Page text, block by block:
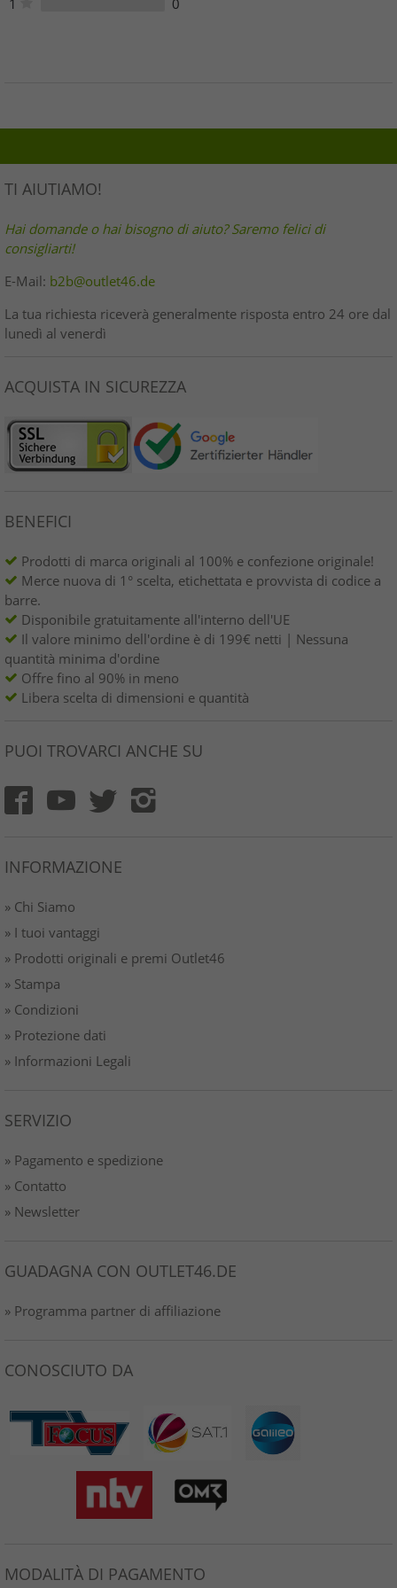
TI AIUTIAMO!
Hai domande o hai bisogno di aiuto? Saremo felici di
consigliarti!
E-Mail: b2b@outlet46.de
La tua richiesta riceverà generalmente risposta entro 24 ore dal
lunedì al venerdì
ACQUISTA IN SICUREZZA
BENEFICI
Prodotti di marca originali al 100% e confezione originale!
Merce nuova di 1° scelta, etichettata e provvista di codice a
barre.
Disponibile gratuitamente all'interno dell'UE
Il valore minimo dell'ordine è di 199€ netti | Nessuna
quantità minima d'ordine
Offre fino al 90% in meno
Libera scelta di dimensioni e quantità
PUOI TROVARCI ANCHE SU
INFORMAZIONE
» Chi Siamo
» I tuoi vantaggi
» Prodotti originali e premi Outlet46
» Stampa
» Condizioni
» Protezione dati
» Informazioni Legali
SERVIZIO
» Pagamento e spedizione
» Contatto
» Newsletter
GUADAGNA CON OUTLET46.DE
» Programma partner di affiliazione
CONOSCIUTO DA
MODALITÀ DI PAGAMENTO